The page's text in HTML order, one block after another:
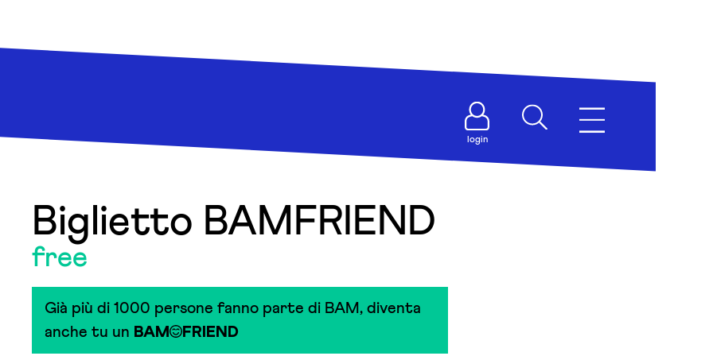
login
Biglietto BAMFRIEND
free
Già più di 1000 persone fanno parte di BAM, diventa
anche tu un BAM FRIEND